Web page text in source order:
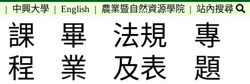
| 中興大學| English | 農業暨自然資源學院| 站內搜尋
課
程
畢
業
法規
及表
專
題